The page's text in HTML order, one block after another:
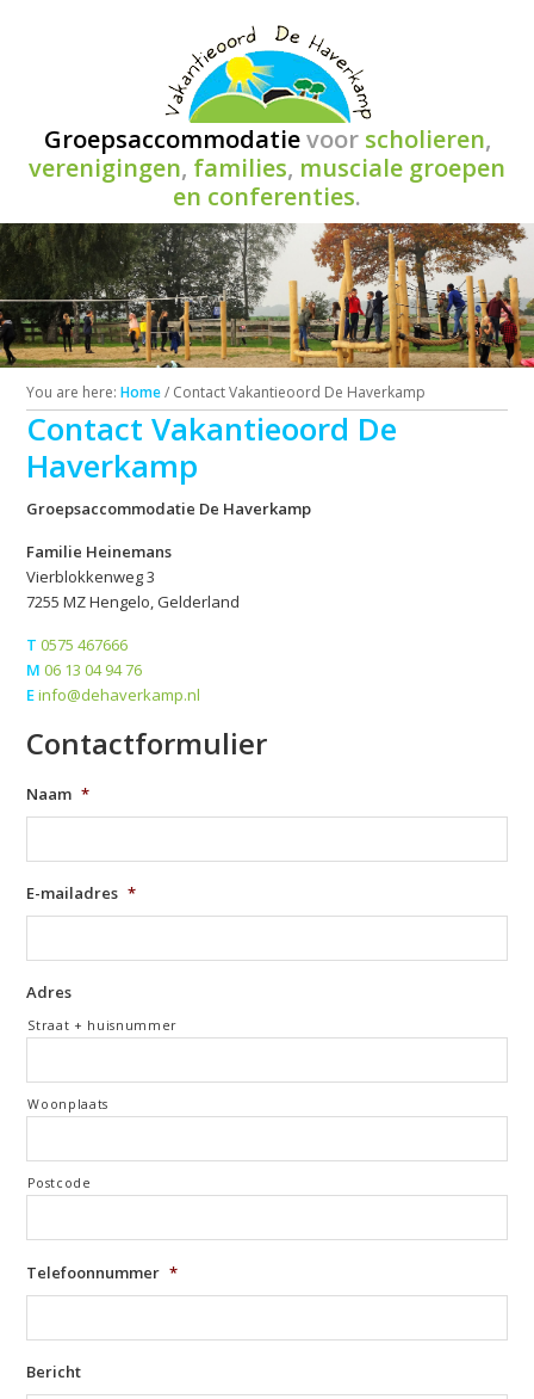
Groepsaccommodatievoor scholieren,
verenigingen, families, musciale groepen
en conferenties.
You are here:Home/ Contact Vakantieoord De Haverkamp
Contact Vakantieoord De
Haverkamp
Groepsaccommodatie De Haverkamp
Familie Heinemans
Vierblokkenweg 3
7255 MZ Hengelo, Gelderland
T 0575 467666
M 06 13 04 94 76
Einfo@dehaverkamp.nl
Contactformulier
Naam *
E-mailadres *
Adres
Straat + huisnummer
Woonplaats
Postcode
Telefoonnummer *
Bericht